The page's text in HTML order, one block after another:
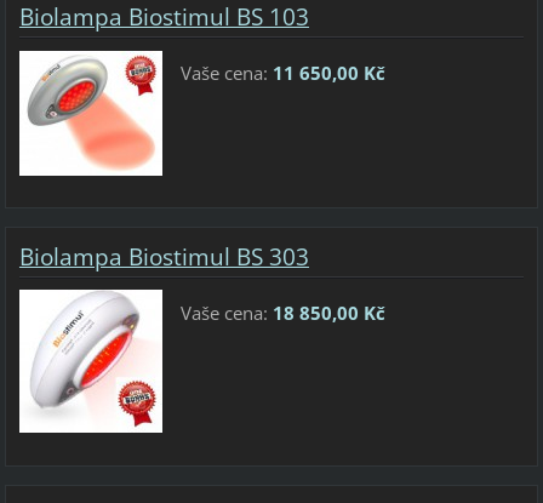
Biolampa Biostimul BS 103
Vaše cena: 11 650,00 Kč
Biolampa Biostimul BS 303
Vaše cena: 18 850,00 Kč